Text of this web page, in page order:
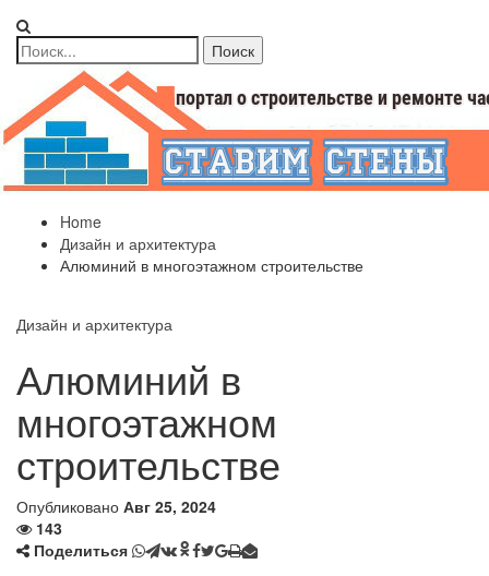
Home
Дизайн и архитектура
Алюминий в многоэтажном строительстве
Дизайн и архитектура
Алюминий в
многоэтажном
строительстве
Опубликовано Авг 25, 2024
143
Поделиться